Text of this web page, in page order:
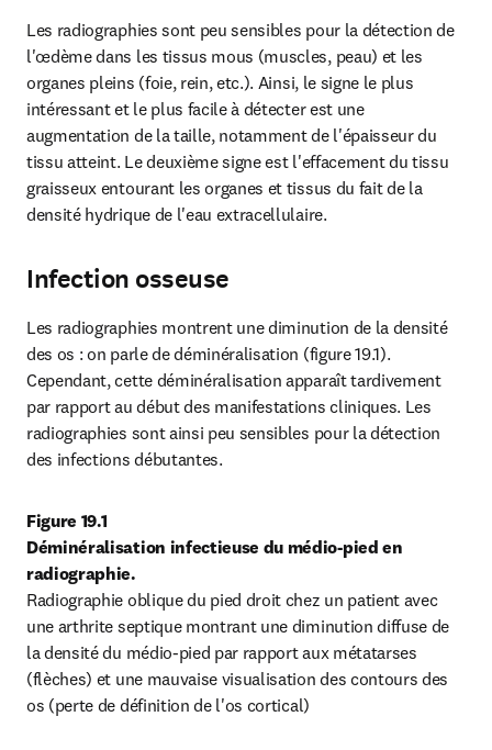
Les radiographies sont peu sensibles pour la détection de
l'œdème dans les tissus mous (muscles, peau) et les
organes pleins (foie, rein, etc.). Ainsi, le signe le plus
intéressant et le plus facile à détecter est une
augmentation de la taille, notamment de l'épaisseur du
tissu atteint. Le deuxième signe est l'effacement du tissu
graisseux entourant les organes et tissus du fait de la
densité hydrique de l'eau extracellulaire.
Infection osseuse
Les radiographies montrent une diminution de la densité
des os : on parle de déminéralisation (figure 19.1).
Cependant, cette déminéralisation apparaît tardivement
par rapport au début des manifestations cliniques. Les
radiographies sont ainsi peu sensibles pour la détection
des infections débutantes.
Figure 19.1
Déminéralisation infectieuse du médio-pied en
radiographie.
Radiographie oblique du pied droit chez un patient avec
une arthrite septique montrant une diminution diffuse de
la densité du médio-pied par rapport aux métatarses
(flèches) et une mauvaise visualisation des contours des
os (perte de définition de l'os cortical)